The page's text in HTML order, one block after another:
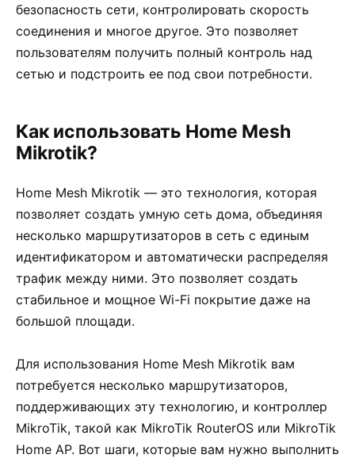
безопасность сети, контролировать скорость
соединения и многое другое. Это позволяет
пользователям получить полный контроль над
сетью и подстроить ее под свои потребности.
Как использовать Home Mesh
Mikrotik?
Home Mesh Mikrotik — это технология, которая
позволяет создать умную сеть дома, объединяя
несколько маршрутизаторов в сеть с единым
идентификатором и автоматически распределяя
трафик между ними. Это позволяет создать
стабильное и мощное Wi-Fi покрытие даже на
большой площади.
Для использования Home Mesh Mikrotik вам
потребуется несколько маршрутизаторов,
поддерживающих эту технологию, и контроллер
MikroTik, такой как MikroTik RouterOS или MikroTik
Home AP. Вот шаги, которые вам нужно выполнить